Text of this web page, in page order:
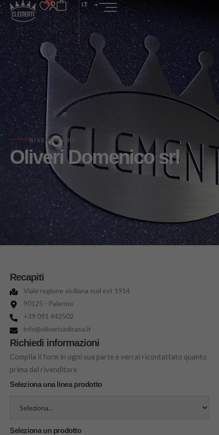
IT
RIVENDITORI
Oliveri Domenico srl
Recapiti
Viale regione siciliana sud est 1914
90125 - Palermo
+39 091 442502
info@oliverisadicasa.it
Richiedi informazioni
Compila il form in ogni sua parte e verrai ricontattato quanto
prima dal rivenditore
Seleziona una linea prodotto
Seleziona un prodotto